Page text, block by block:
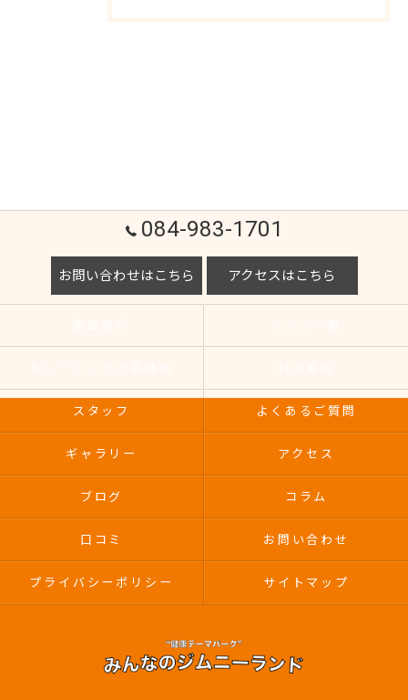
084-983-1701
お問い合わせはこちら アクセスはこちら
スタッフ よくあるご質問
ギャラリー アクセス
ブログ コラム
口コミ お問い合わせ
プライバシーポリシー サイトマップ